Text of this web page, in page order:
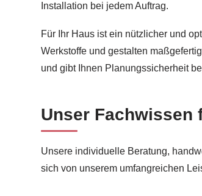
Installation bei jedem Auftrag.
Für Ihr Haus ist ein nützlicher und
Werkstoffe und gestalten
und gibt Ihnen Planungssicherheit
Unser Fachwissen
Unsere individuelle Beratung,
sich von unserem umfangreichen